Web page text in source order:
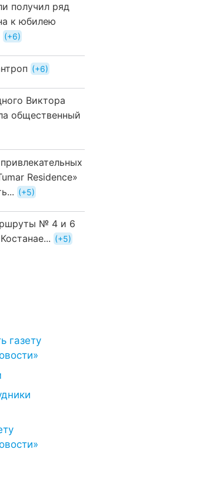
получил ряд
к юбилею
+6
+6
Виктора
общественный
Residence»
+5
№ 4 и 6
+5
газету